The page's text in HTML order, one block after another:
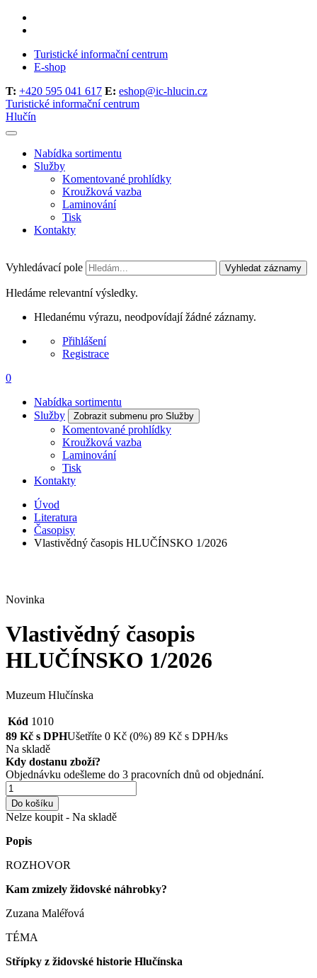
Turistické informační centrum
E-shop
T: +420 595 041 617 E: eshop@ic-hlucin.cz
Turistické informační centrum
Hlučín
Nabídka sortimentu
Služby
Komentované prohlídky
Kroužková vazba
Laminování
Tisk
Kontakty
Vyhledávací pole Vyhledat záznamy
Hledáme relevantní výsledky.
Hledanému výrazu, neodpovídají žádné záznamy.
Přihlášení
Registrace
0
Nabídka sortimentu
Služby
Zobrazit submenu pro Služby
Komentované prohlídky
Kroužková vazba
Laminování
Tisk
Kontakty
Úvod
Literatura
Časopisy
Vlastivědný časopis HLUČÍNSKO 1/2026
Novinka
Vlastivědný časopis
HLUČÍNSKO 1/2026
Muzeum Hlučínska
Kód 1010
89 Kč s DPHUšetříte 0 Kč (0%) 89 Kč s DPH/ks
Na skladě
Kdy dostanu zboží?
Objednávku odešleme do 3 pracovních dnů od objednání.
Do košíku
Nelze koupit - Na skladě
Popis
ROZHOVOR
Kam zmizely židovské náhrobky?
Zuzana Maléřová
TÉMA
Střípky z židovské historie Hlučínska